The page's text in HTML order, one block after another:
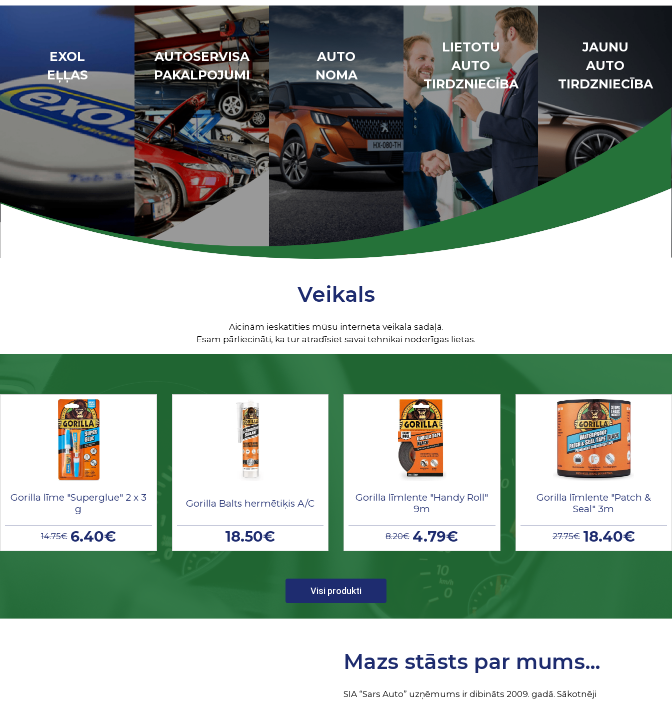
EXOL
EĻĻAS
AUTOSERVISA
PAKALPOJUMI
AUTO
NOMA
LIETOTU
AUTO
TIRDZNIECĪBA
JAUNU
AUTO
TIRDZNIECĪBA
Veikals
Aicinām ieskatīties mūsu interneta veikala sadaļā.
Esam pārliecināti, ka tur atradīsiet savai tehnikai noderīgas lietas.
Gorilla līme "Superglue" 2 x 3
g
14.75€ 6.40€
Gorilla Balts hermētiķis A/C
18.50€
Gorilla līmlente "Handy Roll"
9m
8.20€ 4.79€
Gorilla līmlente "Patch &
Seal" 3m
27.75€ 18.40€
Visi produkti
Mazs stāsts par mums…
SIA “Sars Auto” uzņēmums ir dibināts 2009. gadā. Sākotnēji